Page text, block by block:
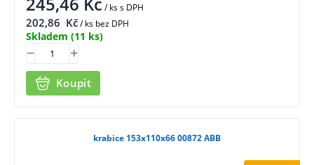
/ kss DPH
202,86 Kč/ ks bez DPH
Skladem (11 ks)
Koupit
krabice 153x110x66 00872 ABB